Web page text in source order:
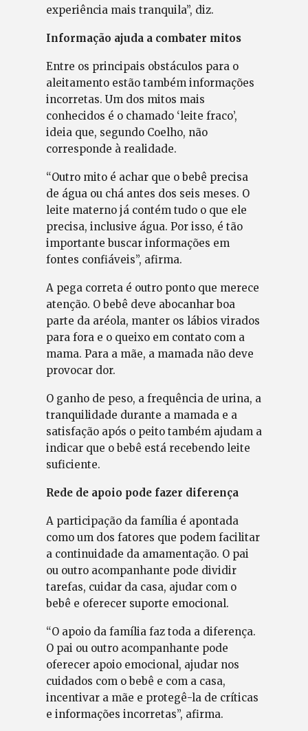
experiência mais tranquila”, diz.
Informação ajuda a combater mitos
Entre os principais obstáculos para o
aleitamento estão também informações
incorretas. Um dos mitos mais
conhecidos é o chamado ‘leite fraco’,
ideia que, segundo Coelho, não
corresponde à realidade.
“Outro mito é achar que o bebê precisa
de água ou chá antes dos seis meses. O
leite materno já contém tudo o que ele
precisa, inclusive água. Por isso, é tão
importante buscar informações em
fontes confiáveis”, afirma.
A pega correta é outro ponto que merece
atenção. O bebê deve abocanhar boa
parte da aréola, manter os lábios virados
para fora e o queixo em contato com a
mama. Para a mãe, a mamada não deve
provocar dor.
O ganho de peso, a frequência de urina, a
tranquilidade durante a mamada e a
satisfação após o peito também ajudam a
indicar que o bebê está recebendo leite
suficiente.
Rede de apoio pode fazer diferença
A participação da família é apontada
como um dos fatores que podem facilitar
a continuidade da amamentação. O pai
ou outro acompanhante pode dividir
tarefas, cuidar da casa, ajudar com o
bebê e oferecer suporte emocional.
“O apoio da família faz toda a diferença.
O pai ou outro acompanhante pode
oferecer apoio emocional, ajudar nos
cuidados com o bebê e com a casa,
incentivar a mãe e protegê-la de críticas
e informações incorretas”, afirma.